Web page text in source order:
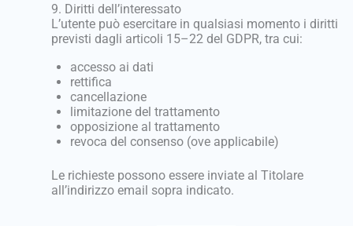
9. Diritti dell’interessato
L’utente può esercitare in qualsiasi momento i diritti
previsti dagli articoli 15–22 del GDPR, tra cui:
accesso ai dati
rettifica
cancellazione
limitazione del trattamento
opposizione al trattamento
revoca del consenso (ove applicabile)
Le richieste possono essere inviate al Titolare
all’indirizzo email sopra indicato.